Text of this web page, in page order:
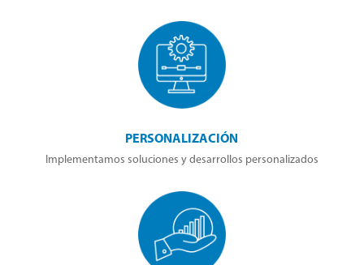
PERSONALIZACIÓN
Implementamos soluciones y desarrollos personalizados